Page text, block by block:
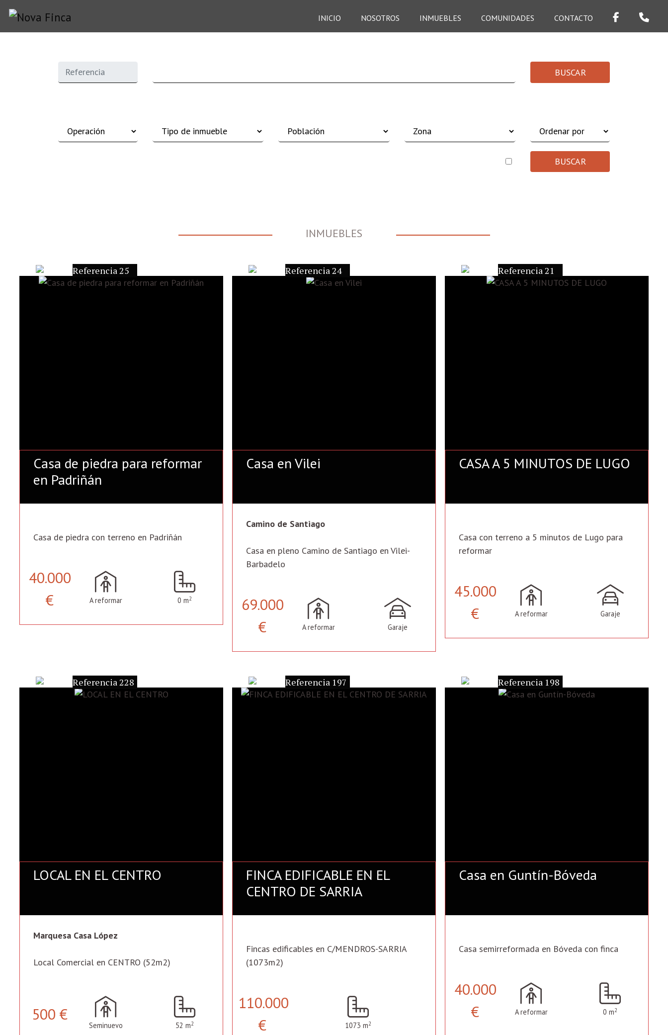
INICIO NOSOTROS INMUEBLES COMUNIDADES CONTACTO
BUSCAR
BUSCAR
INMUEBLES
Referencia 25
Casa de piedra para reformar
en Padriñán
Casa de piedra con terreno en Padriñán
40.000
€
A reformar 0 m2
Referencia 24
Casa en Vilei
Camino de Santiago
Casa en pleno Camino de Santiago en Vilei-
Barbadelo
69.000
€
A reformar Garaje
Referencia 21
CASA A 5 MINUTOS DE LUGO
Casa con terreno a 5 minutos de Lugo para
reformar
45.000
€
A reformar Garaje
Referencia 228
LOCAL EN EL CENTRO
Marquesa Casa López
Local Comercial en CENTRO (52m2)
500 €
Seminuevo 52 m2
Referencia 197
FINCA EDIFICABLE EN EL
CENTRO DE SARRIA
Fincas edificables en C/MENDROS-SARRIA
(1073m2)
110.000
€
1073 m2
Referencia 198
Casa en Guntín-Bóveda
Casa semirreformada en Bóveda con finca
40.000
€
A reformar 0 m2